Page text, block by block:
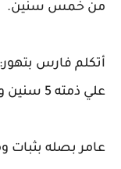
من خمس سنين.
أتكلم فارس
علي ذمته 5 سنين وهو لا حس ولا خبر.
عامر بصله